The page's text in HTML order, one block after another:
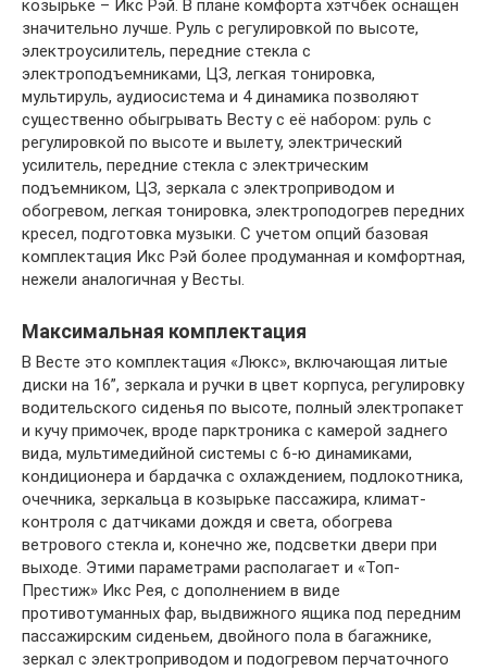
козырьке – Икс Рэй. В плане комфорта хэтчбек оснащен
значительно лучше. Руль с регулировкой по высоте,
электроусилитель, передние стекла с
электроподъемниками, ЦЗ, легкая тонировка,
мультируль, аудиосистема и 4 динамика позволяют
существенно обыгрывать Весту с её набором: руль с
регулировкой по высоте и вылету, электрический
усилитель, передние стекла с электрическим
подъемником, ЦЗ, зеркала с электроприводом и
обогревом, легкая тонировка, электроподогрев передних
кресел, подготовка музыки. С учетом опций базовая
комплектация Икс Рэй более продуманная и комфортная,
нежели аналогичная у Весты.
Максимальная комплектация
В Весте это комплектация «Люкс», включающая литые
диски на 16”, зеркала и ручки в цвет корпуса, регулировку
водительского сиденья по высоте, полный электропакет
и кучу примочек, вроде парктроника с камерой заднего
вида, мультимедийной системы с 6-ю динамиками,
кондиционера и бардачка с охлаждением, подлокотника,
очечника, зеркальца в козырьке пассажира, климат-
контроля с датчиками дождя и света, обогрева
ветрового стекла и, конечно же, подсветки двери при
выходе. Этими параметрами располагает и «Топ-
Престиж» Икс Рея, с дополнением в виде
противотуманных фар, выдвижного ящика под передним
пассажирским сиденьем, двойного пола в багажнике,
зеркал с электроприводом и подогревом перчаточного